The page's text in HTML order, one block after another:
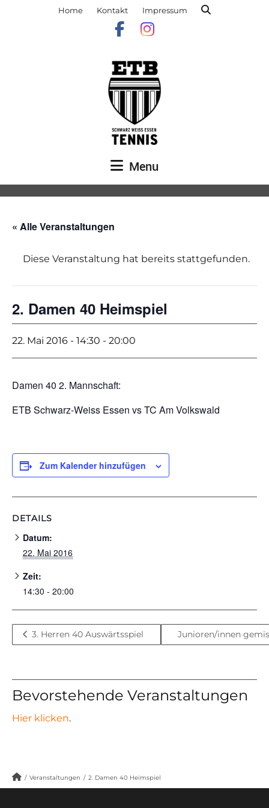
Home Kontakt Impressum
Menu
« Alle Veranstaltungen
Diese Veranstaltung hat bereits stattgefunden.
2. Damen 40 Heimspiel
22. Mai 2016 - 14:30 - 20:00
Damen 40 2. Mannschaft:
ETB Schwarz-Weiss Essen vs TC Am Volkswald
Zum Kalender hinzufügen
DETAILS
Datum:
22. Mai 2016
Zeit:
14:30 - 20:00
3. Herren 40 Auswärtsspiel Junioren/innen
Bevorstehende Veranstaltungen
Hier klicken.
/ Veranstaltungen / 2. Damen 40 Heimspiel